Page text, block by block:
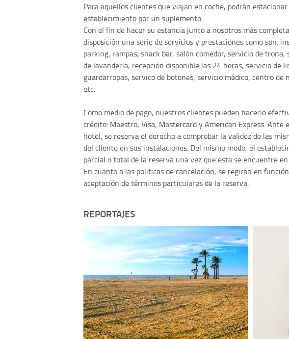
Para aquellos clientes que viajan en coche, podrán
establecimiento por un suplemento.
Con el fin de hacer su estancia junto a nosotros más
disposición una serie de servicios y prestaciones como son:
parking, rampas, snack bar, salón comedor, servicio de
de lavandería, recepción disponible las 24 horas, servicio de
guardarropas, servico de botones, servicio médico, centro de
etc.
Como medio de pago, nuestros clientes pueden hacerlo
crédito: Maestro, Visa, Mastercard y American Express. Ante
hotel, se reserva el derecho a comprobar la validez de las
del cliente en sus instalaciones. Del mismo modo, el
parcial o total de la reserva una vez que esta se encuentre
En cuanto a las políticas de cancelación, se regirán en
aceptación de términos particulares de la reserva.
REPORTAJES